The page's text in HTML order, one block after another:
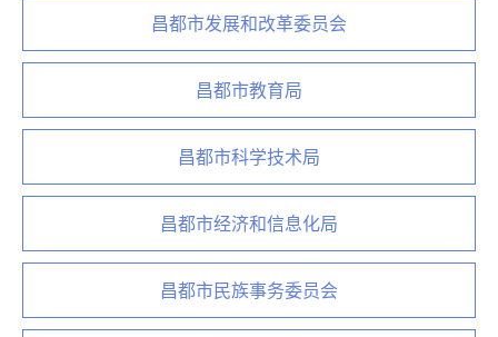
昌都市发展和改革委员会
昌都市教育局
昌都市科学技术局
昌都市经济和信息化局
昌都市民族事务委员会